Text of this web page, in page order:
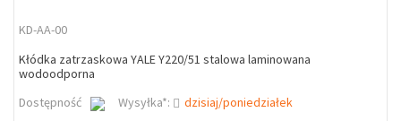
KD-AA-00
Kłódka zatrzaskowa YALE Y220/51 stalowa laminowana
wodoodporna
Dostępność
Wysyłka*: dzisiaj/poniedziałek